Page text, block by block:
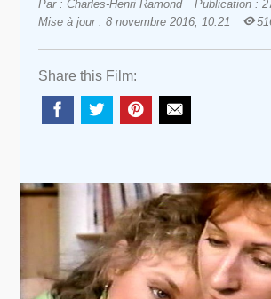
Par : Charles-Henri Ramond
Publication :
Mise à jour : 8 novembre 2016, 10:21
Share this Film: